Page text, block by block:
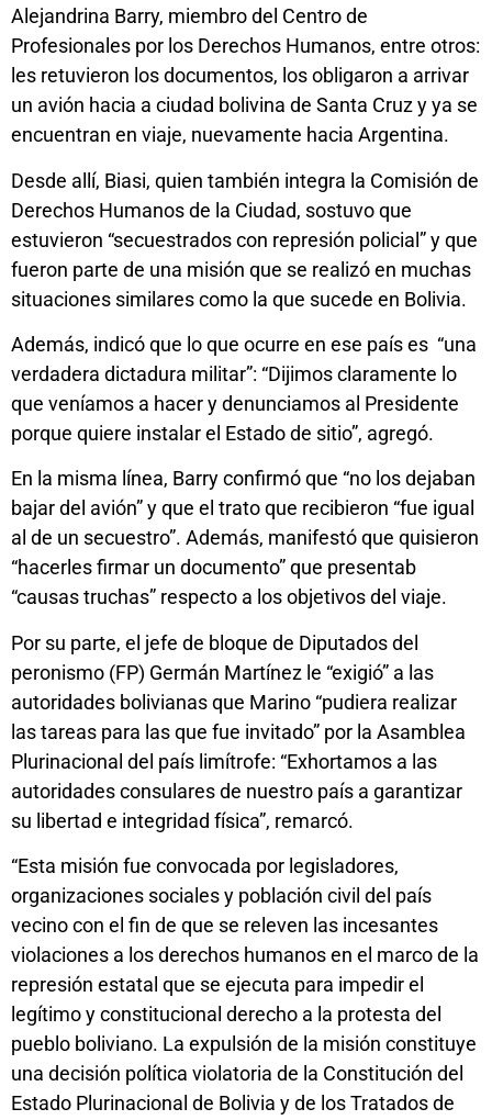
Alejandrina Barry, miembro del Centro de
Profesionales por los Derechos Humanos, entre otros:
les retuvieron los documentos, los obligaron a arrivar
un avión hacia a ciudad bolivina de Santa Cruz y ya se
encuentran en viaje, nuevamente hacia Argentina.
Desde allí, Biasi, quien también integra la Comisión de
Derechos Humanos de la Ciudad, sostuvo que
estuvieron “secuestrados con represión policial” y que
fueron parte de una misión que se realizó en muchas
situaciones similares como la que sucede en Bolivia.
Además, indicó que lo que ocurre en ese país es “una
verdadera dictadura militar”: “Dijimos claramente lo
que veníamos a hacer y denunciamos al Presidente
porque quiere instalar el Estado de sitio”, agregó.
En la misma línea, Barry confirmó que “no los dejaban
bajar del avión” y que el trato que recibieron “fue igual
al de un secuestro”. Además, manifestó que quisieron
“hacerles firmar un documento” que presentab
“causas truchas” respecto a los objetivos del viaje.
Por su parte, el jefe de bloque de Diputados del
peronismo (FP) Germán Martínez le “exigió” a las
autoridades bolivianas que Marino “pudiera realizar
las tareas para las que fue invitado” por la Asamblea
Plurinacional del país limítrofe: “Exhortamos a las
autoridades consulares de nuestro país a garantizar
su libertad e integridad física”, remarcó.
“Esta misión fue convocada por legisladores,
organizaciones sociales y población civil del país
vecino con el fin de que se releven las incesantes
violaciones a los derechos humanos en el marco de la
represión estatal que se ejecuta para impedir el
legítimo y constitucional derecho a la protesta del
pueblo boliviano. La expulsión de la misión constituye
una decisión política violatoria de la Constitución del
Estado Plurinacional de Bolivia y de los Tratados de